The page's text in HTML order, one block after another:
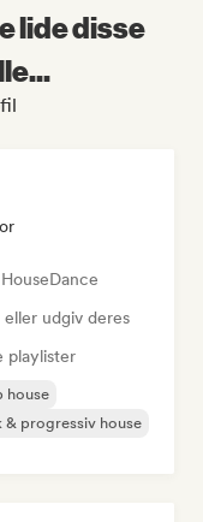
lide disse
Dance
udgiv deres
playlister
house
& progressiv house